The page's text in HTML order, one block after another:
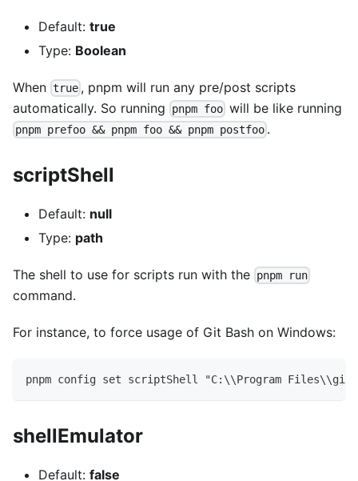
Default: true
Type: Boolean
When true , pnpm will run any pre/post scripts
automatically. So running
pnpm foo will be like running
pnpm prefoo && pnpm foo && pnpm postfoo .
scriptShell
Default: null
Type: path
The shell to use for scripts run with the pnpm run
command.
For instance, to force usage of Git Bash on Windows:
pnpm config set scriptShell "C:\\Program
shellEmulator
Default: false